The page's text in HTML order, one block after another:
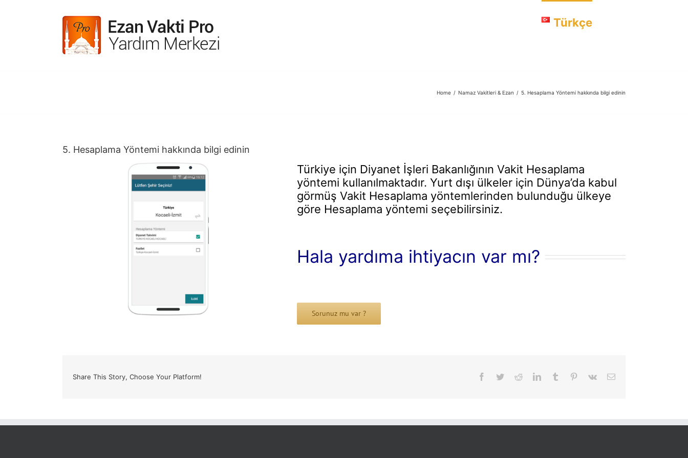
Türkçe
Home / Namaz Vakitleri & Ezan / 5. Hesaplama Yöntemi hakkında bilgi edinin
5. Hesaplama Yöntemi hakkında bilgi edinin
Türkiye için Diyanet İşleri Bakanlığının Vakit Hesaplama
yöntemi kullanılmaktadır. Yurt dışı ülkeler için Dünya’da kabul
görmüş Vakit Hesaplama yöntemlerinden bulunduğu ülkeye
göre Hesaplama yöntemi seçebilirsiniz.
Hala yardıma ihtiyacın var mı?
Sorunuz mu var ?
Share This Story, Choose Your Platform! Facebook
TwitterRedditLinkedInTumblr Pinterest
Vk Email